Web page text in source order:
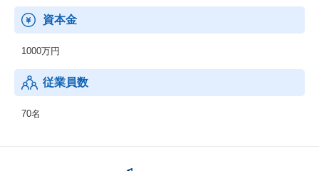
クリエイティブを通したソリューションを行います。
ただ制作するだけではない、伴走型コンサルティングサービスを
資本金
1000万円
従業員数
70名